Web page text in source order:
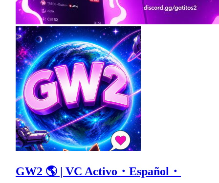
GW2 🌎 | VC Activo・Español・